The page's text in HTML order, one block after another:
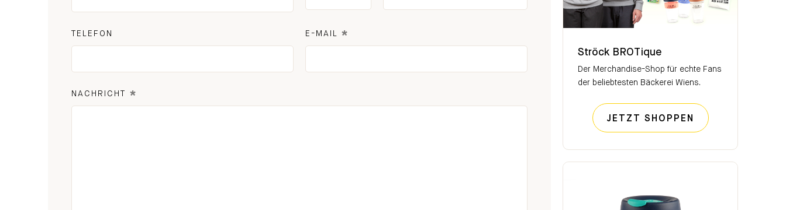
TELEFON E-MAIL *
NACHRICHT *
Ströck BROTique
Der Merchandise-Shop für echte Fans
der beliebtesten Bäckerei Wiens.
JETZT SHOPPEN STRÖCK